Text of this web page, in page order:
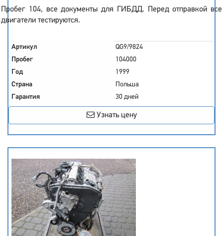
Пробег 104, все документы для ГИБДД. Перед отправкой все
двигатели тестируются.
Артикул
QG9/9824
Пробег
104000
Год
1999
Страна
Польша
Гарантия
30 дней
Узнать цену